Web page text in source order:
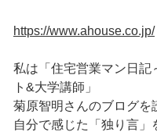
https://www.ahouse.co.jp/
私は「住宅営業マン日記
ト&大学講師」
菊原智明さんのブログを
自分で感じた「独り言